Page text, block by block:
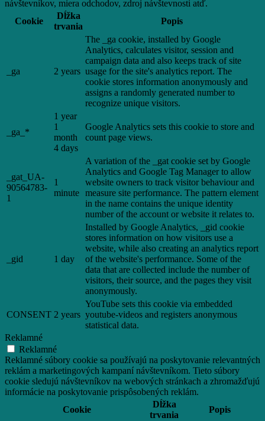
návštevníkov, miera odchodov, zdroj návštevnosti atď.
Cookie
Dĺžka
trvania
Popis
_ga 2 years
The _ga cookie, installed by Google
Analytics, calculates visitor, session and
campaign data and also keeps track of site
usage for the site's analytics report. The
cookie stores information anonymously and
assigns a randomly generated number to
recognize unique visitors.
_ga_*
1 year
1
month
4 days
Google Analytics sets this cookie to store and
count page views.
_gat_UA-
90564783-
1
1
minute
A variation of the _gat cookie set by Google
Analytics and Google Tag Manager to allow
website owners to track visitor behaviour and
measure site performance. The pattern element
in the name contains the unique identity
number of the account or website it relates to.
_gid 1 day
Installed by Google Analytics, _gid cookie
stores information on how visitors use a
website, while also creating an analytics report
of the website's performance. Some of the
data that are collected include the number of
visitors, their source, and the pages they visit
anonymously.
CONSENT 2 years
YouTube sets this cookie via embedded
youtube-videos and registers anonymous
statistical data.
Reklamné
Reklamné
Reklamné súbory cookie sa používajú na poskytovanie relevantných
reklám a marketingových kampaní návštevníkom. Tieto súbory
cookie sledujú návštevníkov na webových stránkach a zhromažďujú
informácie na poskytovanie prispôsobených reklám.
Cookie
Dĺžka
trvania
Popis